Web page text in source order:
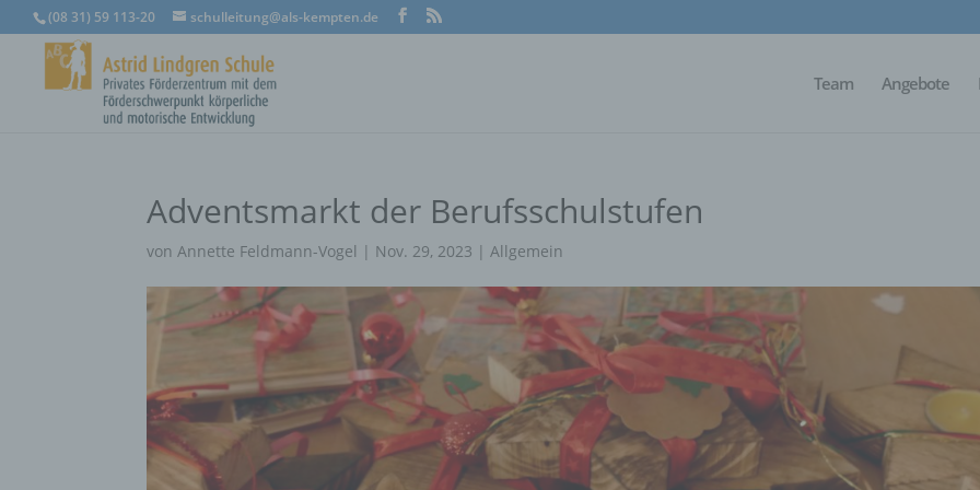
(08 31) 59 113-20 schulleitung@als-kempten.de
Team Angebote
Adventsmarkt der Berufsschulstufen
vonAnnette Feldmann-Vogel | Nov. 29, 2023 |Allgemein